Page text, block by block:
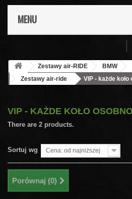
MENU
Zestawy air-RIDE BMW
Zestawy air-ride
VIP - każde koło
VIP - KAŻDE KOŁO
There are 2 products.
Sortuj wg Cena: od najniższej
Porównaj (0)